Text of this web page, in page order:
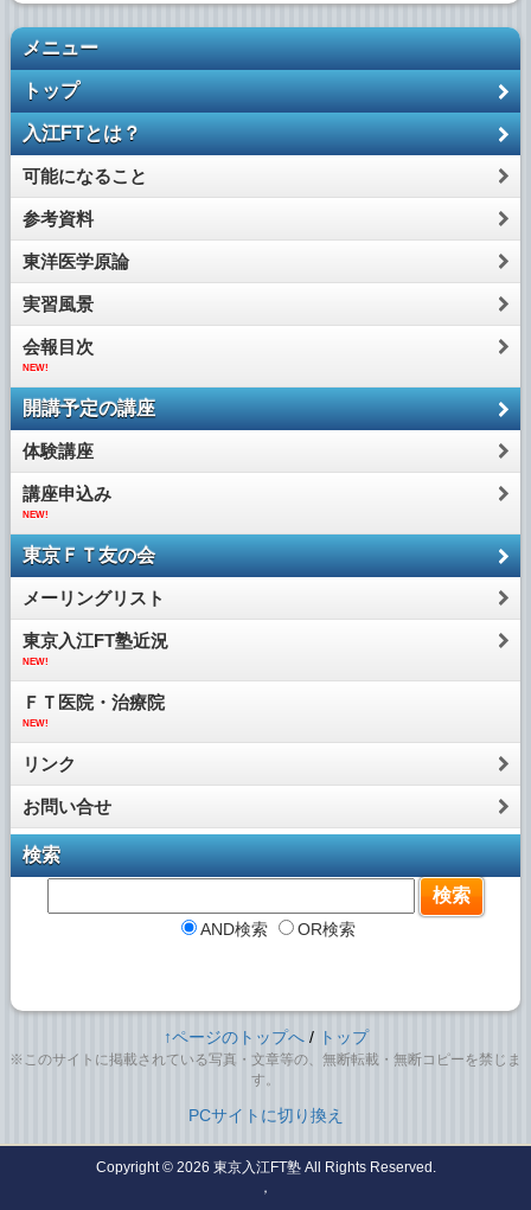
メニュー
トップ
入江FTとは？
可能になること
参考資料
東洋医学原論
実習風景
会報目次
NEW!
開講予定の講座
体験講座
講座申込み
NEW!
東京ＦＴ友の会
メーリングリスト
東京入江FT塾近況
NEW!
ＦＴ医院・治療院
NEW!
リンク
お問い合せ
検索
AND検索 OR検索
↑ページのトップへ/ トップ
※このサイトに掲載されている写真・文章等の、無断転載・無断コピーを禁じま
す。
PCサイトに切り換え
Copyright © 2026 東京入江FT塾All Rights Reserved.
，